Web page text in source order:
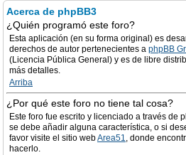
Acerca de phpBB3
¿Quién programó este foro?
Esta aplicación (en su forma original) es
derechos de autor pertenecientes a phpBB
(Licencia Pública General) y es de libre
más detalles.
Arriba
¿Por qué este foro no tiene tal cosa?
Este foro fue escrito y licenciado a través de
se debe añadir alguna característica, o si
favor visite el sitio webArea51, donde
hacerlo.